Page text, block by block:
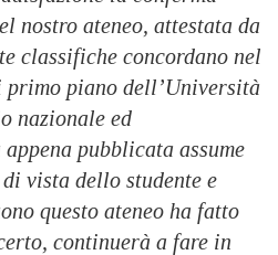
nostro ateneo, attestata da
classifiche concordano nel
piano dell’Università
nazionale ed
pubblicata assume
vista dello studente e
questo ateneo ha fatto
continuerà a fare in